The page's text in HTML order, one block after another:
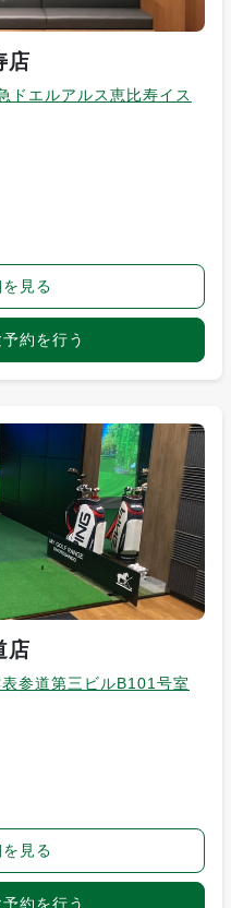
店
ドエルアルス恵比寿イス
見る
約を行う
店
参道第三ビルB101号室
見る
約を行う